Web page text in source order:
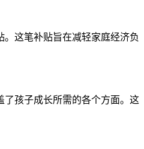
这笔补贴旨在减轻家庭经济负
孩子成长所需的各个方面。这